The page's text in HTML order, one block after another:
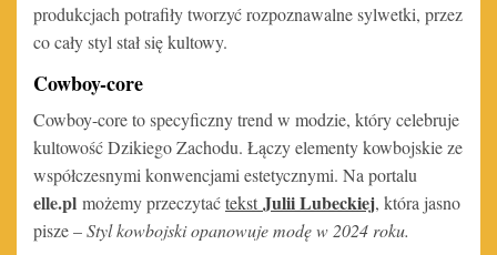
produkcjach potrafiły tworzyć rozpoznawalne sylwetki, przez
co cały styl stał się kultowy.
Cowboy-core
Cowboy-core to specyficzny trend w modzie, który celebruje
kultowość Dzikiego Zachodu. Łączy elementy kowbojskie ze
współczesnymi konwencjami estetycznymi. Na portalu
elle.pl możemy przeczytaćtekst Julii Lubeckiej, która jasno
pisze –Styl kowbojski opanowuje modę w 2024 roku.